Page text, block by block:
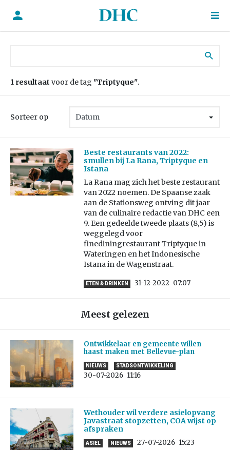
1 resultaat voor de tag "Triptyque".
Sorteer op
Beste restaurants van 2022:
smullen bij La Rana, Triptyque en
Istana
La Rana mag zich het beste restaurant
van 2022 noemen. De Spaanse zaak
aan de Stationsweg ontving dit jaar
van de culinaire redactie van DHC een
9. Een gedeelde tweede plaats (8,5) is
weggelegd voor
finediningrestaurant Triptyque in
Wateringen en het Indonesische
Istana in de Wagenstraat.
ETEN & DRINKEN 31-12-2022 07:07
Meest gelezen
Ontwikkelaar en gemeente willen
haast maken met Bellevue-plan
NIEUWS STADSONTWIKKELING
30-07-2026 11:16
Wethouder wil verdere asielopvang
Javastraat stopzetten, COA wijst op
afspraken
ASIEL NIEUWS 27-07-2026 15:23